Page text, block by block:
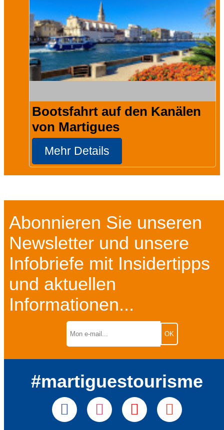
Bootsfahrt auf den Kanälen
von Martigues
Mehr Details
Abonnieren Sie unseren
Newsletter und unsere
Infobriefe mit Insidertipps
und aktuellen
Informationen...
#martiguestourisme